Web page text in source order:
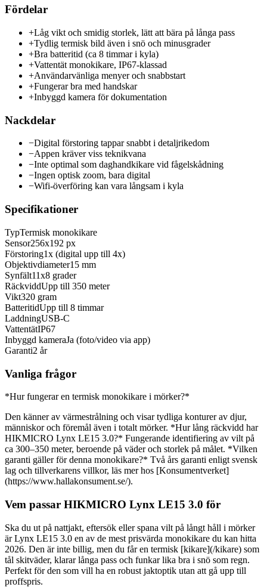
Fördelar
+Låg vikt och smidig storlek, lätt att bära på långa pass
+Tydlig termisk bild även i snö och minusgrader
+Bra batteritid (ca 8 timmar i kyla)
+Vattentät monokikare, IP67-klassad
+Användarvänliga menyer och snabbstart
+Fungerar bra med handskar
+Inbyggd kamera för dokumentation
Nackdelar
−Digital förstoring tappar snabbt i detaljrikedom
−Appen kräver viss teknikvana
−Inte optimal som daghandkikare vid fågelskådning
−Ingen optisk zoom, bara digital
−Wifi-överföring kan vara långsam i kyla
Specifikationer
TypTermisk monokikare
Sensor256x192 px
Förstoring1x (digital upp till 4x)
Objektivdiameter15 mm
Synfält11x8 grader
RäckviddUpp till 350 meter
Vikt320 gram
BatteritidUpp till 8 timmar
LaddningUSB-C
VattentätIP67
Inbyggd kameraJa (foto/video via app)
Garanti2 år
Vanliga frågor
*Hur fungerar en termisk monokikare i mörker?*
Den känner av värmestrålning och visar tydliga konturer av djur,
människor och föremål även i totalt mörker. *Hur lång räckvidd har
HIKMICRO Lynx LE15 3.0?* Fungerande identifiering av vilt på
ca 300–350 meter, beroende på väder och storlek på målet. *Vilken
garanti gäller för denna monokikare?* Två års garanti enligt svensk
lag och tillverkarens villkor, läs mer hos [Konsumentverket]
(https://www.hallakonsument.se/).
Vem passar HIKMICRO Lynx LE15 3.0 för
Ska du ut på nattjakt, eftersök eller spana vilt på långt håll i mörker
är Lynx LE15 3.0 en av de mest prisvärda monokikare du kan hitta
2026. Den är inte billig, men du får en termisk [kikare](/kikare) som
tål skitväder, klarar långa pass och funkar lika bra i snö som regn.
Perfekt för den som vill ha en robust jaktoptik utan att gå upp till
proffspris.